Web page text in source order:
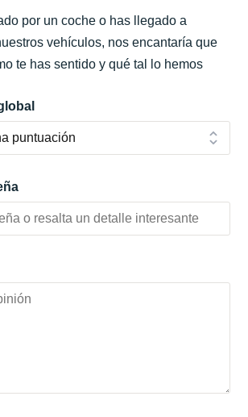
por un coche o has llegado a
vehículos, nos encantaría que
te has sentido y qué tal lo hemos